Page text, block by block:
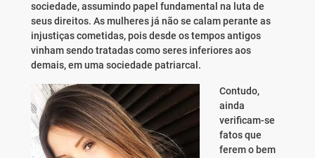
sociedade, assumindo papel fundamental na luta de
seus direitos. As mulheres já não se calam perante as
injustiças cometidas, pois desde os tempos antigos
vinham sendo tratadas como seres inferiores aos
demais, em uma sociedade patriarcal.
Contudo,
ainda
verificam-se
fatos que
ferem o bem